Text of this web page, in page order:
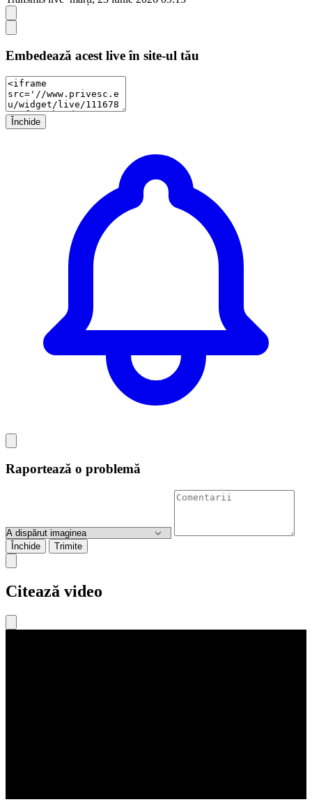
Embedează acest live în site-ul tău
Închide
Raportează o problemă
Închide Trimite
Citează video